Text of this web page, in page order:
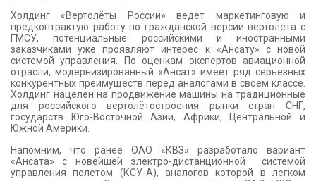
Холдинг «Вертолёты России» ведет маркетинговую и
предконтрактую работу по гражданской версии вертолёта с
ГМСУ, потенциальные российскими и иностранными
заказчиками уже проявляют интерес к «Ансату» с новой
системой управления. По оценкам экспертов авиационной
отрасли, модернизированный «Ансат» имеет ряд серьезных
конкурентных преимуществ перед аналогами в своем классе.
Холдинг нацелен на продвижение машины на традиционные
для российского вертолётостроения рынки стран СНГ,
государств Юго-Восточной Азии, Африки, Центральной и
Южной Америки.
Напомним, что ранее ОАО «КВЗ» разработало вариант
«Ансата» с новейшей электро-дистанционной системой
управления полетом (КСУ-А), аналогов которой в легком